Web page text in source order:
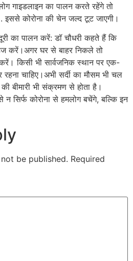
गाइडलाइन का पालन करते रहेंगे तो
इससे कोरोना की चेन जल्द टूट जाएगी।
का पालन करें: डॉ चौधरी कहते हैं कि
करें।अगर घर से बाहर निकले तो
किसी भी सार्वजनिक स्थान पर एक-
चाहिए।अभी सर्दी का मौसम भी चल
बीमारी भी संक्रमण से होता है।
न सिर्फ कोरोना से हमलोग बचेंगे, बल्कि इन
be published. Required